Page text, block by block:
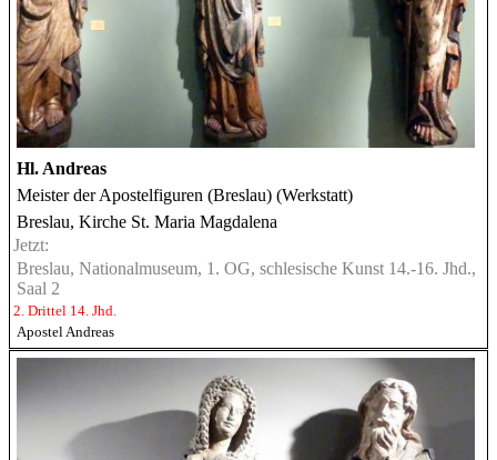
Hl. Andreas
Meister der Apostelfiguren (Breslau) (Werkstatt)
Breslau, Kirche St. Maria Magdalena
Jetzt:
Breslau, Nationalmuseum, 1. OG, schlesische Kunst 14.-16. Jhd.,
Saal 2
2. Drittel 14. Jhd.
Apostel Andreas